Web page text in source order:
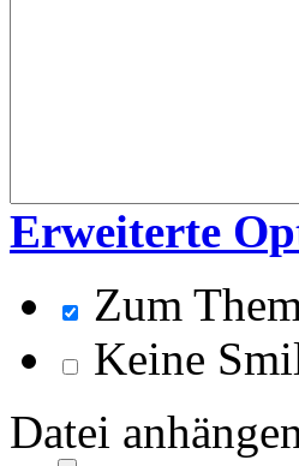
Erweiterte
Zum
Keine
Datei